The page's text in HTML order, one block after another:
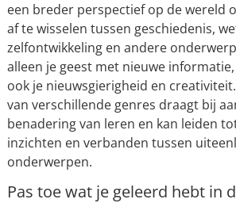
een breder perspectief op de wereld
af te wisselen tussen geschiedenis,
zelfontwikkeling en andere
alleen je geest met nieuwe
ook je nieuwsgierigheid en
van verschillende genres draagt bij
benadering van leren en kan leiden
inzichten en verbanden tussen
onderwerpen.
Pas toe wat je geleerd hebt in